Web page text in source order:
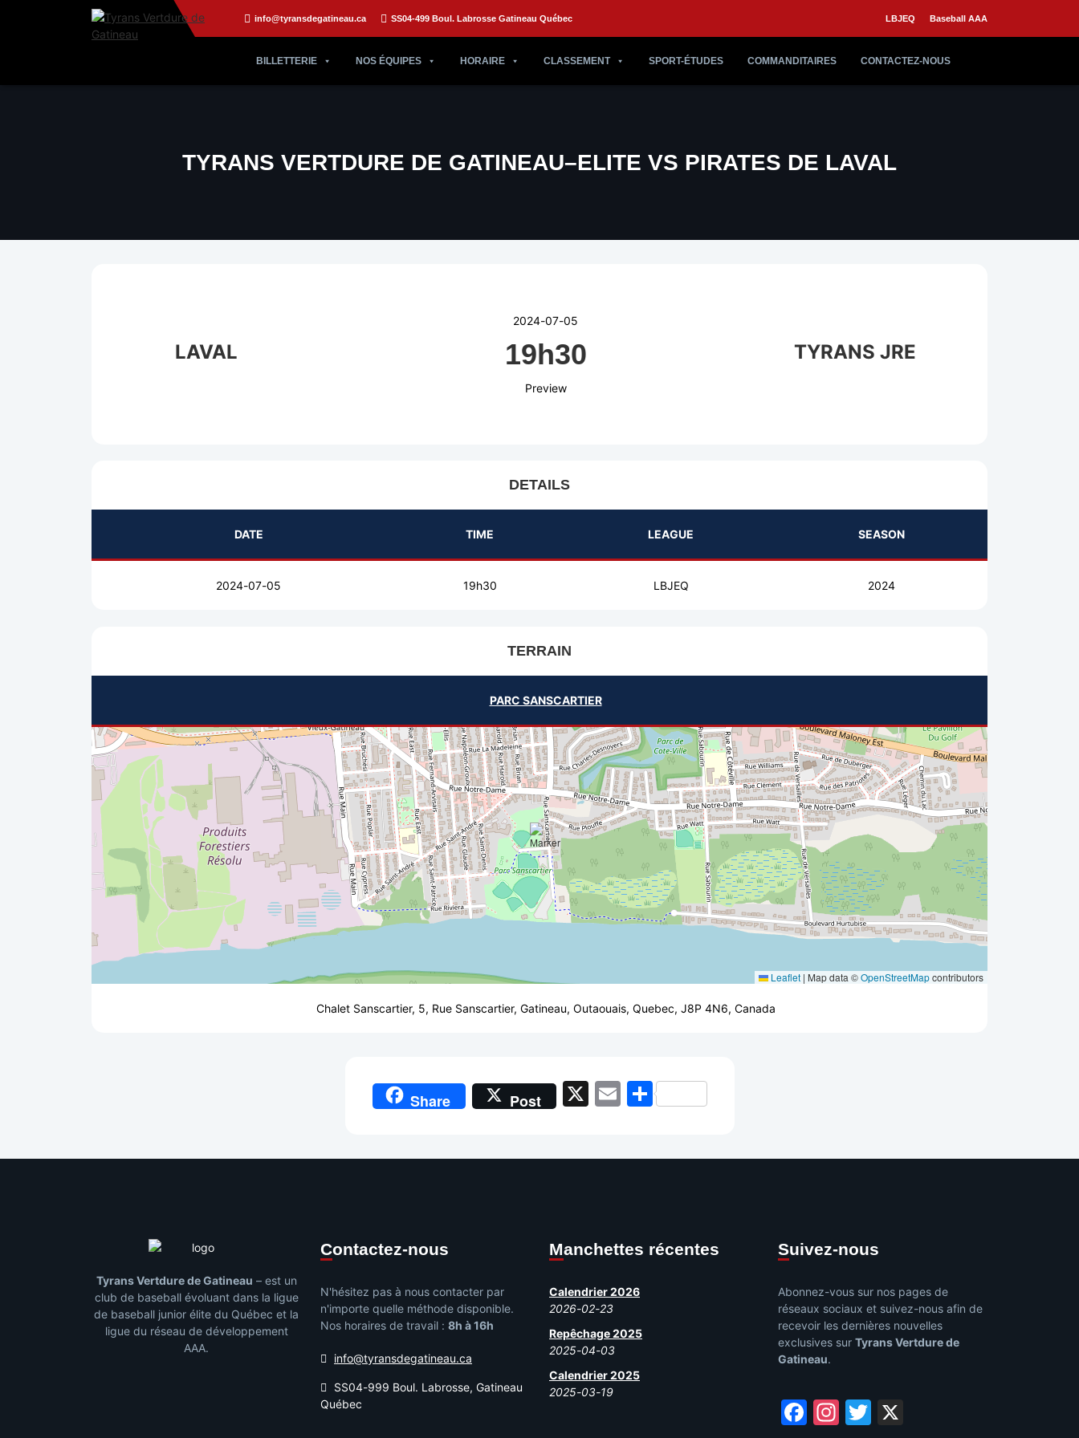
info@tyransdegatineau.ca SS04-499 Boul. Labrosse Gatineau Québec LBJEQ Baseball AAA
BILLETTERIE NOS ÉQUIPES HORAIRE CLASSEMENT SPORT-ÉTUDES COMMANDITAIRES CONTACTEZ-NOUS
TYRANS VERTDURE DE GATINEAU–ELITE VS PIRATES DE LAVAL
LAVAL TYRANS JRE
2024-07-05
19h30
Preview
DETAILS
DATE TIME LEAGUE SEASON
2024-07-05 19h30 LBJEQ 2024
TERRAIN
PARC SANSCARTIER
Leaflet | Map data ©OpenStreetMapcontributors
Chalet Sanscartier, 5, Rue Sanscartier, Gatineau, Outaouais, Quebec, J8P 4N6, Canada
Share Post X EmailShare
Tyrans Vertdure de Gatineau – est un
club de baseball évoluant dans la ligue
de baseball junior élite du Québec et la
ligue du réseau de développement
AAA.
Contactez-nous
N'hésitez pas à nous contacter par
n'importe quelle méthode disponible.
Nos horaires de travail : 8h à 16h
info@tyransdegatineau.ca
SS04-999 Boul. Labrosse, Gatineau
Québec
Manchettes récentes
Calendrier 2026
2026-02-23
Repêchage 2025
2025-04-03
Calendrier 2025
2025-03-19
Suivez-nous
Abonnez-vous sur nos pages de
réseaux sociaux et suivez-nous afin de
recevoir les dernières nouvelles
exclusives sur Tyrans Vertdure de
Gatineau.
Facebook
Instagram
Twitter